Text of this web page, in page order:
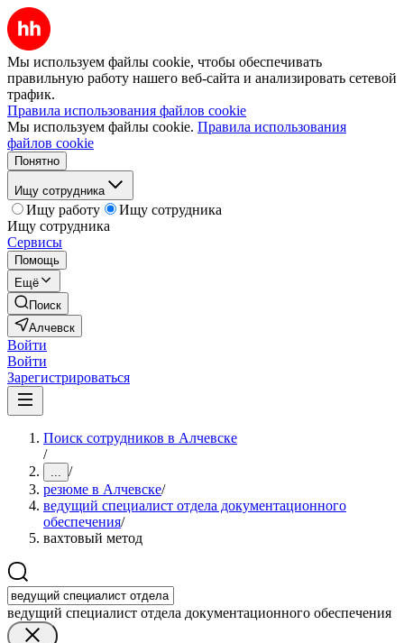
Мы используем файлы cookie, чтобы обеспечивать
правильную работу нашего веб-сайта и анализировать сетевой
трафик.
Правила использования файлов cookie
Мы используем файлы cookie. Правила использования
файлов cookie
Понятно
Ищу сотрудника
Ищу работу
Ищу сотрудника
Ищу сотрудника
Сервисы
Помощь
Ещё
Поиск
Алчевск
Войти
Войти
Зарегистрироваться
Поиск сотрудников в Алчевске
/
... /
резюме в Алчевске/
ведущий специалист отдела документационного
обеспечения/
вахтовый метод
ведущий специалист отдела документационного обеспечения